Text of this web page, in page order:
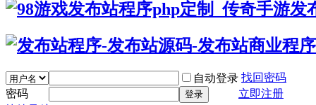
自动登录 找回密码
密码
登录
立即注册